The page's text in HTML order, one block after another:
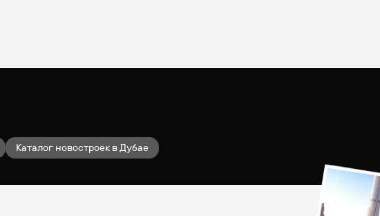
Каталог новостроек в Дубае